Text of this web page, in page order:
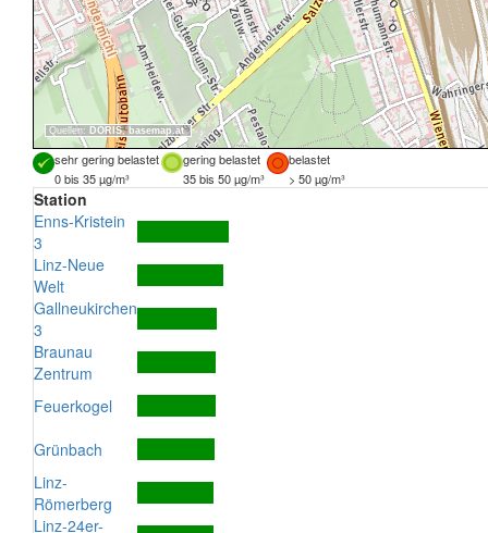
Quellen: DORIS, basemap.at
sehr gering belastet gering belastet
belastet
0 bis 35 µg/m³
35 bis 50 µg/m³ > 50 µg/m³
Station
Enns-Kristein
3
Linz-Neue
Welt
Gallneukirchen
3
Braunau
Zentrum
Feuerkogel
Grünbach
Linz-
Römerberg
Linz-24er-